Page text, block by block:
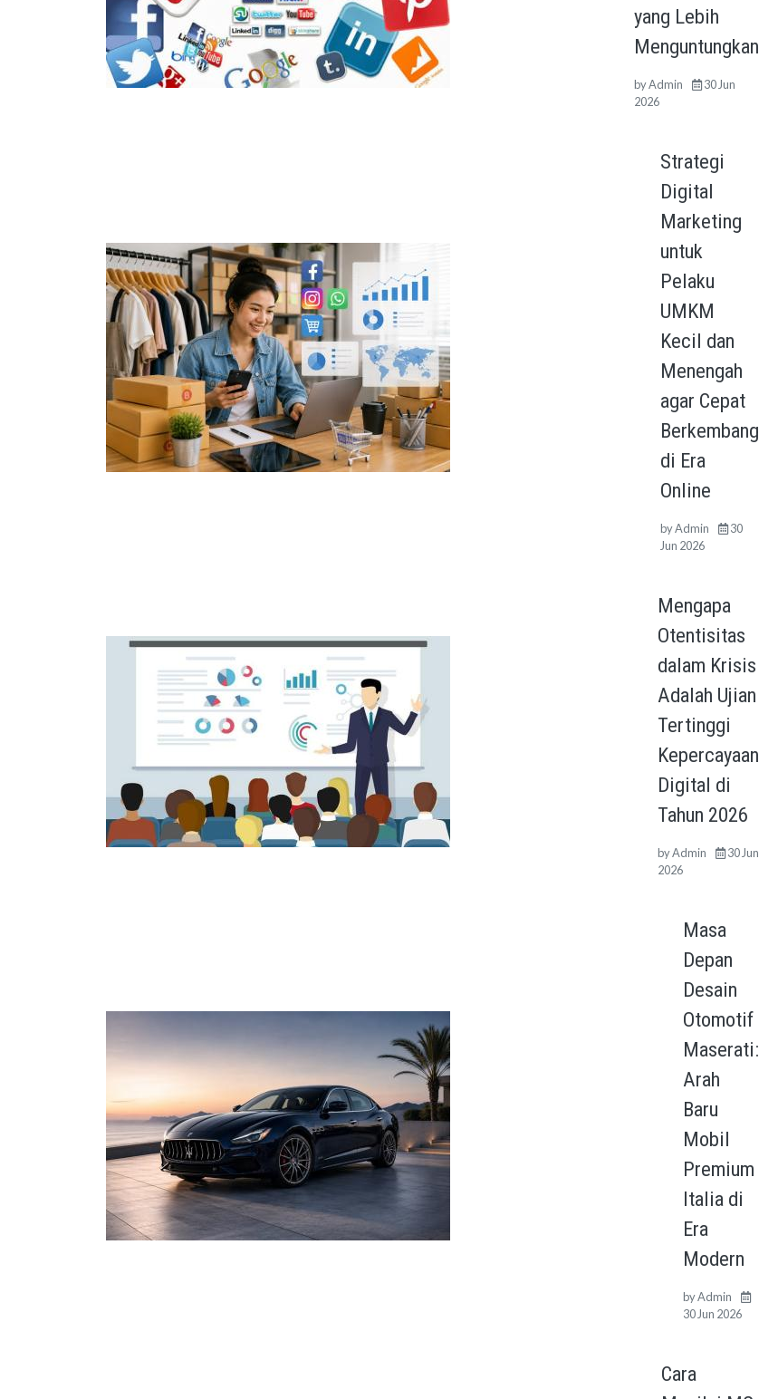
yang Lebih
Menguntungkan
byAdmin
30 Jun
2026
Strategi
Digital
Marketing
untuk
Pelaku
UMKM
Kecil dan
Menengah
agar Cepat
Berkembang
di Era
Online
byAdmin
30
Jun 2026
Mengapa
Otentisitas
dalam Krisis
Adalah Ujian
Tertinggi
Kepercayaan
Digital di
Tahun 2026
byAdmin
30 Jun
2026
Masa
Depan
Desain
Otomotif
Maserati:
Arah
Baru
Mobil
Premium
Italia di
Era
Modern
byAdmin
30 Jun 2026
Cara